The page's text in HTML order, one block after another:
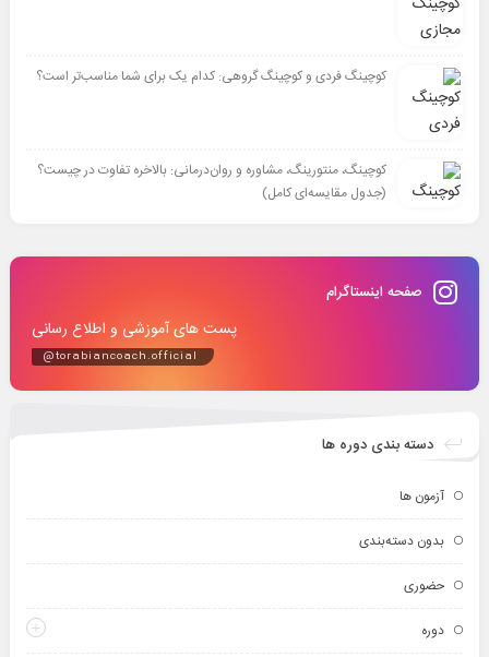
کوچینگ فردی و کوچینگ گروهی: کدام یک برای شما مناسب‌تر است؟
کوچینگ، منتورینگ، مشاوره و روان‌درمانی: بالاخره تفاوت در چیست؟
(جدول مقایسه‌ای کامل)
صفحه اینستاگرام
پست های آموزشی و اطلاع رسانی
@torabiancoach.official
دسته بندی دوره ها
آزمون ها
بدون دسته‌بندی
حضوری
دوره